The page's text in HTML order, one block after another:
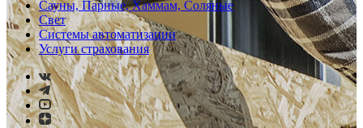
Сауны, Парные, Хаммам, Соляные
Свет
Системы автоматизации
Услуги страхования